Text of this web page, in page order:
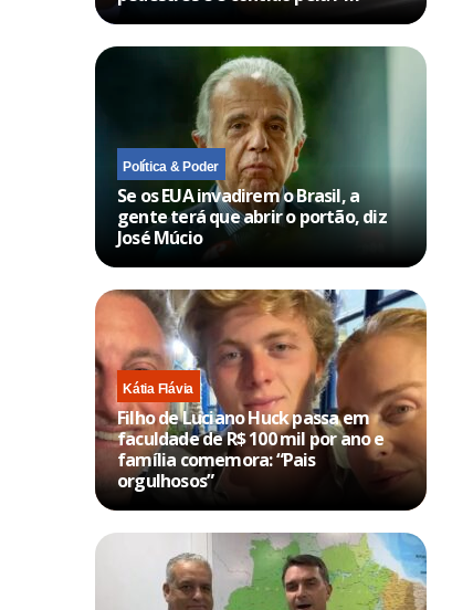
Política & Poder
Se os EUA invadirem o Brasil, a
gente terá que abrir o portão, diz
José Múcio
Kátia Flávia
Filho de Luciano Huck passa em
faculdade de R$ 100 mil por ano e
família comemora: “Pais
orgulhosos”